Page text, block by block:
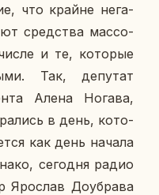
что крайне нега­
сред­ства мас­со­
и те, ко­то­рые
Так, де­пу­тат
Алена Ногава,
в день, ко­то­
как день начала
се­го­дня радио
Яро­слав До­убра­ва